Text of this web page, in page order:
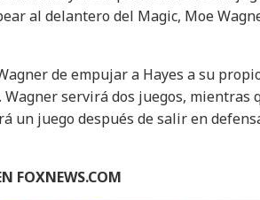
al delantero del Magic, Moe
de empujar a Hayes a su
servirá dos juegos, mientras
un juego después de salir en
FOXNEWS.COM